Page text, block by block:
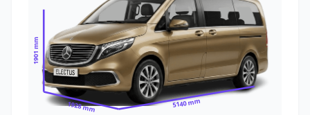
1901 mm
1928 mm 5140 mm